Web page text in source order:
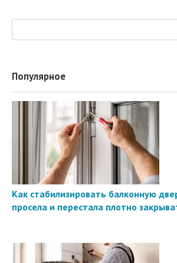
Поиск:
Популярное
Как стабилизировать балконную
просела и перестала плотно